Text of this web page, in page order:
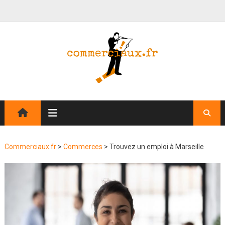
Commerciaux.fr> Commerces > Trouvez un emploi à Marseille